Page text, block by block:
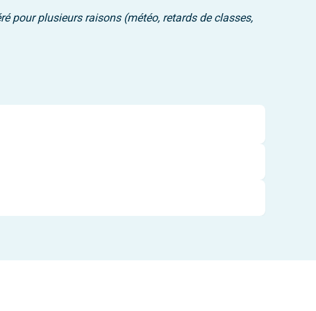
pour plusieurs raisons (météo, retards de classes,